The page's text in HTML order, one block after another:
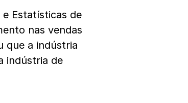
Estatísticas de
nas vendas
que a indústria
indústria de